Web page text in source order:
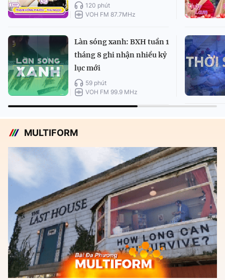
120 phút
VOH FM 87.7MHz
Làn sóng xanh: BXH tuần 1
tháng 8 ghi nhận nhiều kỷ
lục mới
59 phút
VOH FM 99.9 MHz
MULTIFORM